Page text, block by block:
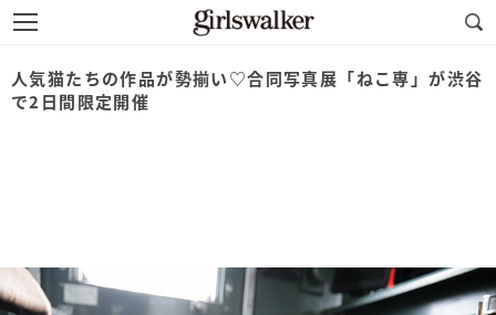
人気猫たちの作品が勢揃い♡合同写真展「ねこ専」が渋谷
で2日間限定開催